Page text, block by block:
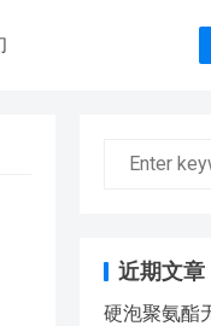
近期文章
硬泡聚氨酯